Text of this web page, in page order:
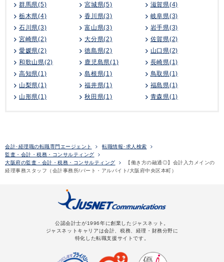
群馬県(5)
宮城県(5)
滋賀県(4)
栃木県(4)
香川県(3)
岐阜県(3)
石川県(3)
富山県(3)
岩手県(3)
宮崎県(2)
大分県(2)
佐賀県(2)
愛媛県(2)
徳島県(2)
山口県(2)
和歌山県(2)
鹿児島県(1)
長崎県(1)
高知県(1)
島根県(1)
鳥取県(1)
山梨県(1)
福井県(1)
福島県(1)
山形県(1)
秋田県(1) 青森県(1)
会計･経理職の転職専門エージェント
転職情報･求人検索
監査・会計・税務・コンサルティング
大阪府の監査・会計・税務・コンサルティング
【働き方の融通◎】会計入力メインの
経理事務スタッフ（会計事務所/パート・アルバイト/大阪府中央区本町）
公認会計士が1996年に創業したジャスネット。
ジャスネットキャリアは会計、税務、経理・財務分野に
特化した転職支援サイトです。